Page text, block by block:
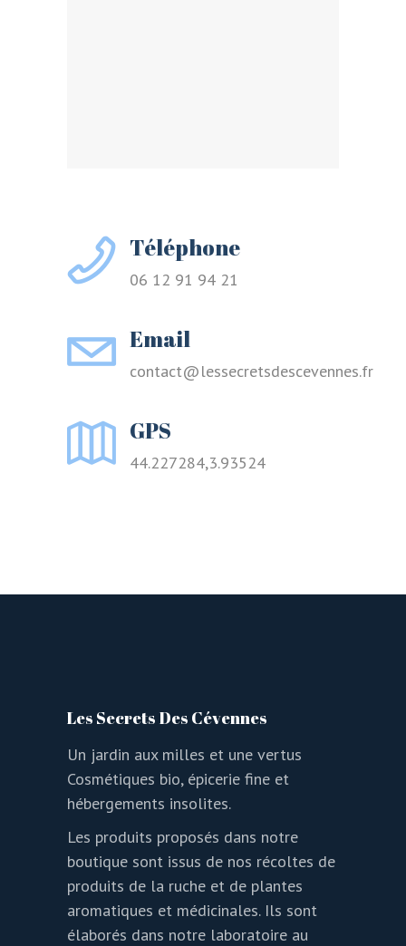
Téléphone
06 12 91 94 21
Email
contact@lessecretsdescevennes.fr
GPS
44.227284,3.93524
Les Secrets Des Cévennes
Un jardin aux milles et une vertus
Cosmétiques bio, épicerie fine et
hébergements insolites.
Les produits proposés dans notre
boutique sont issus de nos récoltes de
produits de la ruche et de plantes
aromatiques et médicinales. Ils sont
élaborés dans notre laboratoire au